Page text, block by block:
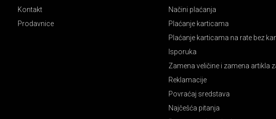
Kontakt
Prodavnice
Načini plaćanja
Plaćanje karticama
Plaćanje karticama na rate bez
Isporuka
Zamena veličine i zamena artikla
Reklamacije
Povraćaj sredstava
Najčešća pitanja